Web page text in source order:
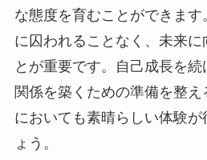
な態度を育むことができま
に囚われることなく、未来に
とが重要です。自己成長を
関係を築くための準備を整
においても素晴らしい体験が
ょう。